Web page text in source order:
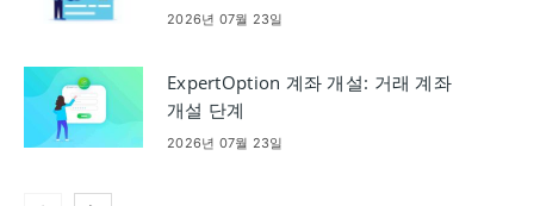
화폐
2026년 07월 23일
ExpertOption 계좌 개설: 거래 계좌
개설 단계
2026년 07월 23일